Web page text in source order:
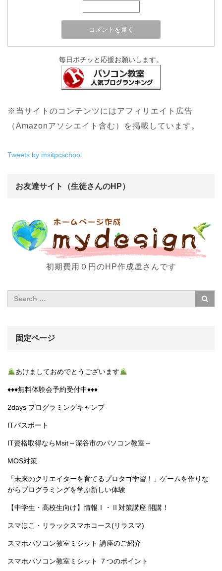
毎日ポチッと応援お願いします。
※当サイトのコンテンツにはアフィリエイト広告
（Amazonアソシエイト含む）を掲載しています。
Tweets by msitpcschool
お友達サイト（生徒さんのHP）
初期費用０円のHP作成屋さんです
固定ページ
あけましておめでとうございます
♦︎♦︎♦︎無料体験会予約受付中♦︎♦︎♦︎
2days プログラミングキャンプ
ITパスポート
IT資格取得ならMsit～深谷市のパソコン教室～
MOS対策
「未来のクリエイターを育てるプロタゴ学習！」ゲームを作りな
がらプログラミングを学ぶ新しい体験
【中学生・高校生向け】情報Ⅰ・Ⅱ対策講座 開講！
スマほこ・リラックスマホコース(リラスマ)
スマホパソコン教室ミシット 講座のご紹介
スマホパソコン教室ミシット ７つのポイント